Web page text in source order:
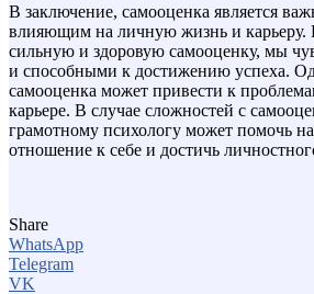
В заключение, самооценка является
влияющим на личную жизнь и карьеру.
сильную и здоровую самооценку, мы
и способными к достижению успеха.
самооценка может привести к
карьере. В случае сложностей с
грамотному психологу может помочь
отношение к себе и достичь
Share
WhatsApp
Telegram
VK